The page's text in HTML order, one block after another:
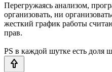
Перегружаясь анализом,
организовать, ни
жесткий график работы
прав.
PS в каждой шутке есть доля